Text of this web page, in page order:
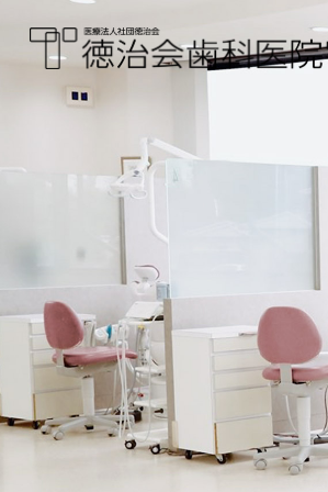
医療法人社団徳治
徳治会歯科医院宇
[旧 吉永歯科医院]
本県宇城市